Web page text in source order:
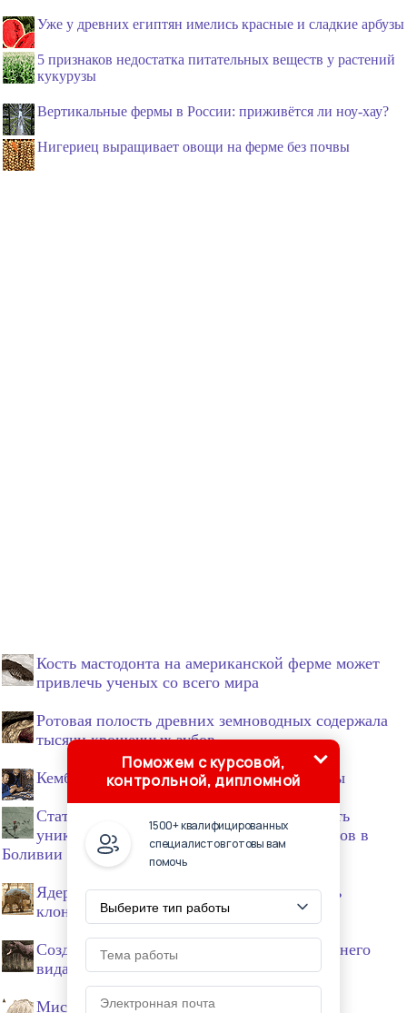
Уже у древних египтян имелись красные и сладкие арбузы
5 признаков недостатка питательных веществ у растений
кукурузы
Вертикальные фермы в России: приживётся ли ноу-хау?
Нигериец выращивает овощи на ферме без почвы
Кость мастодонта на американской ферме может
привлечь ученых со всего мира
Ротовая полость древних земноводных содержала
тысячи крошечных зубов
Кембрийский взрыв происходил в две фазы
Статус наследия ЮНЕСКО хотят присвоить
уникальной плите с отпечатками динозавров в
Боливии
Ядер нет. Ученые опровергли возможность
клонирования мамонта
Создана самая точная реконструкция внешнего
вида тираннозавра
Мисс Лия — королева сапиенсов
Поможем с курсовой,
контрольной, дипломной
1500+ квалифицированных
специалистов готовы вам
помочь